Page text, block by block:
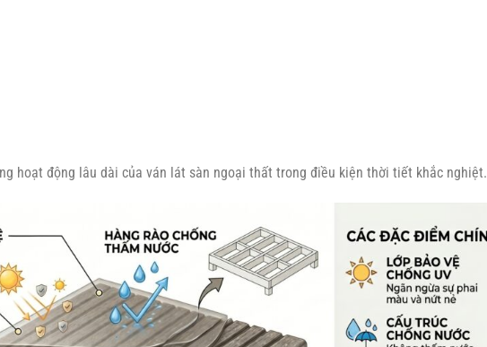
hoạt động lâu dài của ván lát sàn ngoại thất trong điều kiện thời tiết khắc nghiệt.